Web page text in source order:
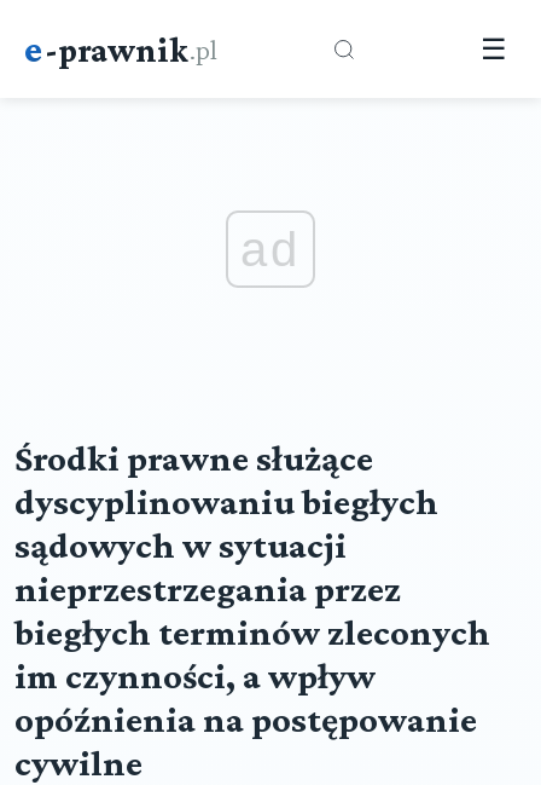
e-prawnik.pl ☰
ad
Środki prawne służące
dyscyplinowaniu biegłych
sądowych w sytuacji
nieprzestrzegania przez
biegłych terminów zleconych
im czynności, a wpływ
opóźnienia na postępowanie
cywilne